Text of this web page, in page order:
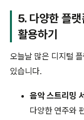
5. 다양한 플
활용하기
오늘날 많은 디지털
있습니다.
음악 스트리밍
다양한 연주와